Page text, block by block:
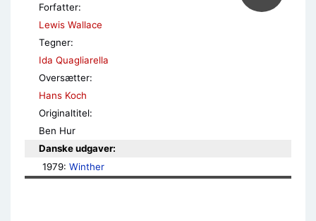
Forfatter:
Lewis Wallace
Tegner:
Ida Quagliarella
Oversætter:
Hans Koch
Originaltitel:
Ben Hur
Danske udgaver:
1979: Winther